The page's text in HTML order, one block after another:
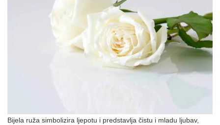
Bijela ruža simbolizira ljepotu i predstavlja čistu i mladu ljubav,